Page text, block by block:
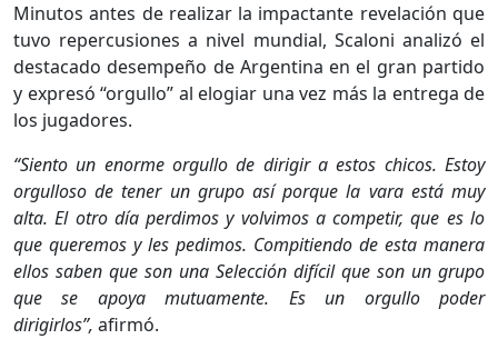
Minutos antes de realizar la impactante revelación que
tuvo repercusiones a nivel mundial, Scaloni analizó el
destacado desempeño de Argentina en el gran partido
y expresó “orgullo” al elogiar una vez más la entrega de
los jugadores.
“Siento un enorme orgullo de dirigir a estos chicos. Estoy
orgulloso de tener un grupo así porque la vara está muy
alta. El otro día perdimos y volvimos a competir, que es lo
que queremos y les pedimos. Compitiendo de esta manera
ellos saben que son una Selección difícil que son un grupo
que se apoya mutuamente. Es un orgullo poder
dirigirlos”, afirmó.